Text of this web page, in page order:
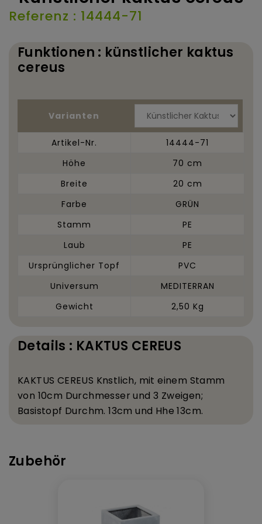
Referenz : 14444-71
Funktionen : künstlicher kaktus
cereus
Varianten
Artikel-Nr.
14444-71
Höhe
70 cm
Breite
20 cm
Farbe
GRÜN
Stamm
PE
Laub
PE
Ursprünglicher Topf
PVC
Universum
MEDITERRAN
Gewicht
2,50 Kg
Details : KAKTUS CEREUS
KAKTUS CEREUS Knstlich, mit einem Stamm
von 10cm Durchmesser und 3 Zweigen;
Basistopf Durchm. 13cm und Hhe 13cm.
Zubehör